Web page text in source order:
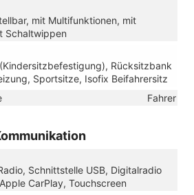
mit Multifunktionen, mit
Schaltwippen
Rücksitzbank
Sportsitze, Isofix Beifahrersitz
Fahrer
Schnittstelle USB, Digitalradio
CarPlay, Touchscreen